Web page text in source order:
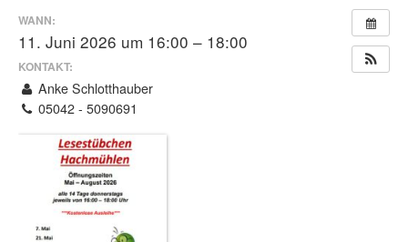
WANN:
11. Juni 2026 um 16:00 – 18:00
KONTAKT:
Anke Schlotthauber
05042 - 5090691